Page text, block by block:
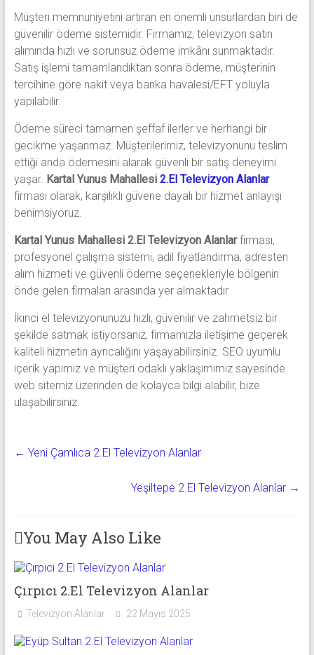
Müşteri memnuniyetini artıran en önemli unsurlardan biri de
güvenilir ödeme sistemidir. Firmamız, televizyon satın
alımında hızlı ve sorunsuz ödeme imkânı sunmaktadır.
Satış işlemi tamamlandıktan sonra ödeme, müşterinin
tercihine göre nakit veya banka havalesi/EFT yoluyla
yapılabilir.
Ödeme süreci tamamen şeffaf ilerler ve herhangi bir
gecikme yaşanmaz. Müşterilerimiz, televizyonunu teslim
ettiği anda ödemesini alarak güvenli bir satış deneyimi
yaşar. Kartal Yunus Mahallesi 2.El Televizyon Alanlar
firması olarak, karşılıklı güvene dayalı bir hizmet anlayışı
benimsiyoruz.
Kartal Yunus Mahallesi 2.El Televizyon Alanlarfirması,
profesyonel çalışma sistemi, adil fiyatlandırma, adresten
alım hizmeti ve güvenli ödeme seçenekleriyle bölgenin
önde gelen firmaları arasında yer almaktadır.
İkinci el televizyonunuzu hızlı, güvenilir ve zahmetsiz bir
şekilde satmak istiyorsanız, firmamızla iletişime geçerek
kaliteli hizmetin ayrıcalığını yaşayabilirsiniz. SEO uyumlu
içerik yapımız ve müşteri odaklı yaklaşımımız sayesinde
web sitemiz üzerinden de kolayca bilgi alabilir, bize
ulaşabilirsiniz.
← Yeni Çamlıca 2.El Televizyon Alanlar
Yeşiltepe 2.El Televizyon Alanlar →
You May Also Like
Çırpıcı 2.El Televizyon Alanlar
Televizyon Alanlar 22 Mayıs 2025